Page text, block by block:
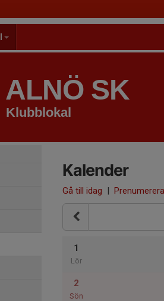
ALNÖ SK
Klubblokal
Kalender
Gå till idag | Prenumerera
1
Lör
2
Sön